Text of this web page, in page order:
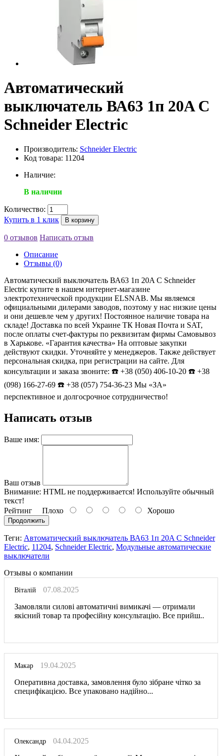
Автоматический
выключатель ВА63 1п 20A C
Schneider Electric
Производитель: Schneider Electric
Код товара: 11204
Наличие:
В наличии
Количество:
Купить в 1 клик
В корзину
0 отзывов Написать отзыв
Описание
Отзывы (0)
Автоматический выключатель ВА63 1п 20A C Schneider
Electric купите в нашем интернет-магазине
электротехнической продукции ELSNAB. Мы являемся
официальными дилерами заводов, поэтому у нас низкие цены
и они дешевле чем у других! Постоянное наличие товара на
складе! Доставка по всей Украине ТК Новая Почта и SAT,
после оплаты счет-фактуры по реквизитам фирмы Самовывоз
в Харькове. «Гарантия качества» На оптовые закупки
действуют скидки. Уточняйте у менеджеров. Также действует
персональная скидка, при регистрации на сайте. Для
консультации и заказа звоните: ☎️ +38 (050) 406-10-20 ☎️ +38
(098) 166-27-69 ☎️ +38 (057) 754-36-23 Мы «ЗА»
перспективное и долгосрочное сотрудничество!
Написать отзыв
Ваше имя:
Ваш отзыв
Внимание: HTML не поддерживается! Используйте обычный
текст!
Рейтинг Плохо Хорошо
Продолжить
Теги: Автоматический выключатель ВА63 1п 20A C Schneider
Electric, 11204, Schneider Electric, Модульные автоматические
выключатели
Отзывы о компании
Віталій
07.08.2025
Замовляли силові автоматичні вимикачі — отримали
якісний товар та професійну консультацію. Все прийш..
Макар
19.04.2025
Оперативна доставка, замовлення було зібране чітко за
специфікацією. Все упаковано надійно...
Олександр
04.04.2025